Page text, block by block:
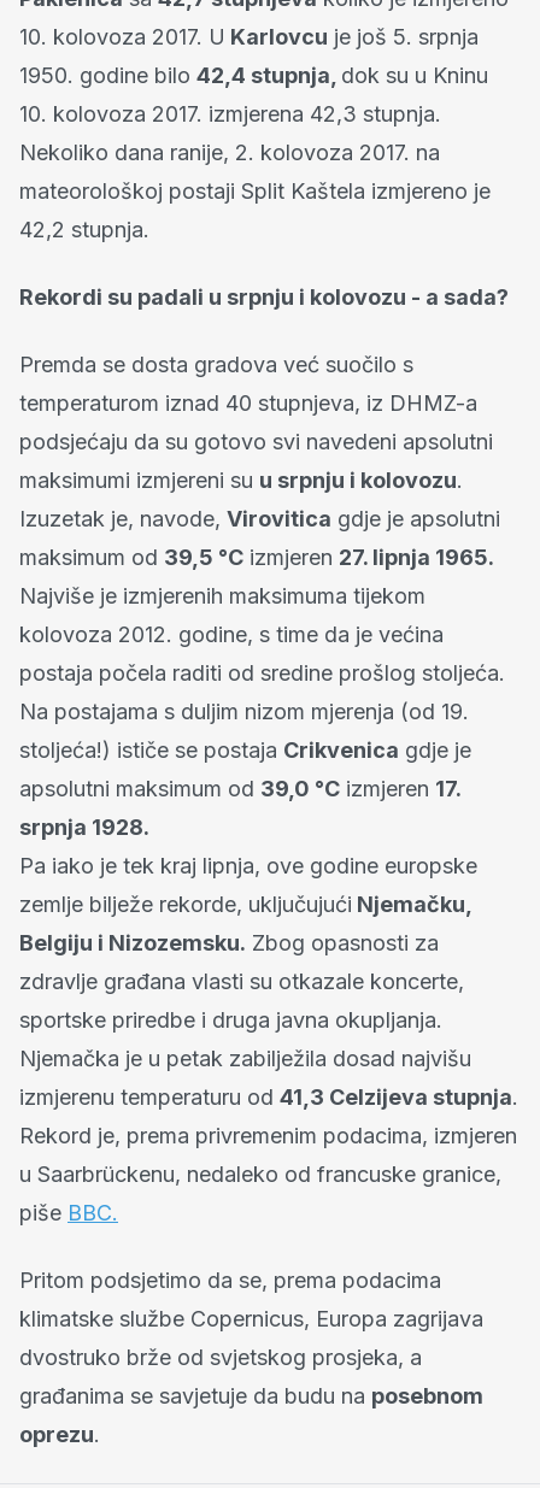
10. kolovoza 2017. U Karlovcu je još 5. srpnja
1950. godine bilo 42,4 stupnja, dok su u Kninu
10. kolovoza 2017. izmjerena 42,3 stupnja.
Nekoliko dana ranije, 2. kolovoza 2017. na
mateorološkoj postaji Split Kaštela izmjereno je
42,2 stupnja.
Rekordi su padali u srpnju i kolovozu - a sada?
Premda se dosta gradova već suočilo s
temperaturom iznad 40 stupnjeva, iz DHMZ-a
podsjećaju da su gotovo svi navedeni apsolutni
maksimumi izmjereni su u srpnju i kolovozu.
Izuzetak je, navode, Virovitica gdje je apsolutni
maksimum od 39,5 °C izmjeren 27. lipnja 1965.
Najviše je izmjerenih maksimuma tijekom
kolovoza 2012. godine, s time da je većina
postaja počela raditi od sredine prošlog stoljeća.
Na postajama s duljim nizom mjerenja (od 19.
stoljeća!) ističe se postaja Crikvenica gdje je
apsolutni maksimum od 39,0 °C izmjeren 17.
srpnja 1928.
Pa iako je tek kraj lipnja, ove godine europske
zemlje bilježe rekorde, uključujući Njemačku,
Belgiju i Nizozemsku. Zbog opasnosti za
zdravlje građana vlasti su otkazale koncerte,
sportske priredbe i druga javna okupljanja.
Njemačka je u petak zabilježila dosad najvišu
izmjerenu temperaturu od 41,3 Celzijeva stupnja.
Rekord je, prema privremenim podacima, izmjeren
u Saarbrückenu, nedaleko od francuske granice,
piše BBC.
Pritom podsjetimo da se, prema podacima
klimatske službe Copernicus, Europa zagrijava
dvostruko brže od svjetskog prosjeka, a
građanima se savjetuje da budu na posebnom
oprezu.